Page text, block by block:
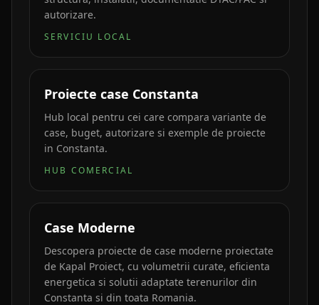
autorizare.
SERVICIU LOCAL
Proiecte case Constanta
Hub local pentru cei care compara variante de
case, buget, autorizare si exemple de proiecte
in Constanta.
HUB COMERCIAL
Case Moderne
Descopera proiecte de case moderne proiectate
de Kapal Proiect, cu volumetrii curate, eficienta
energetica si solutii adaptate terenurilor din
Constanta si din toata Romania.